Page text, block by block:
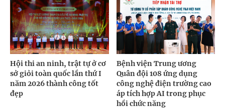
Hội thi an ninh, trật tự ở cơ
sở giỏi toàn quốc lần thứ I
năm 2026 thành công tốt
đẹp
Bệnh viện Trung ương
Quân đội 108 ứng dụng
công nghệ điện trường cao
áp tích hợp AI trong phục
hồi chức năng